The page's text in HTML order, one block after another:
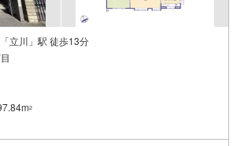
立川」駅 徒歩13分
2